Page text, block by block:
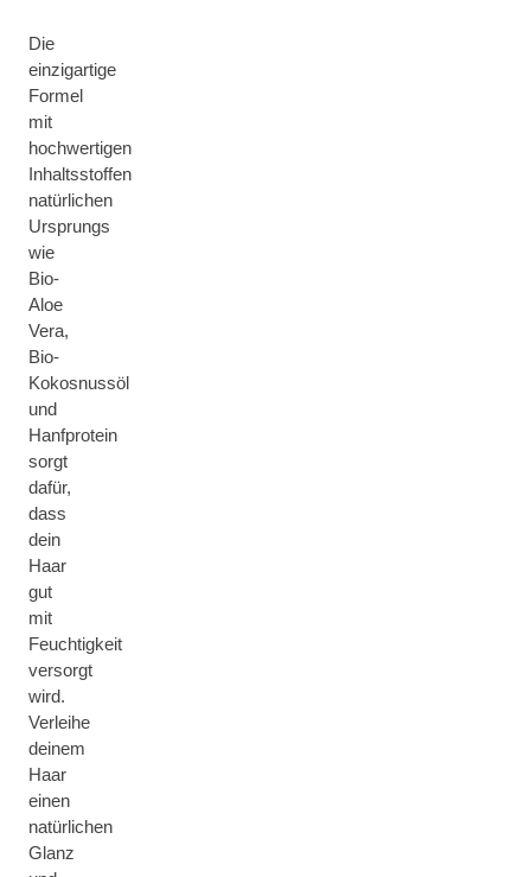
Die
einzigartige
Formel
mit
hochwertigen
Inhaltsstoffen
natürlichen
Ursprungs
wie
Bio-
Aloe
Vera,
Bio-
Kokosnussöl
und
Hanfprotein
sorgt
dafür,
dass
dein
Haar
gut
mit
Feuchtigkeit
versorgt
wird.
Verleihe
deinem
Haar
einen
natürlichen
Glanz